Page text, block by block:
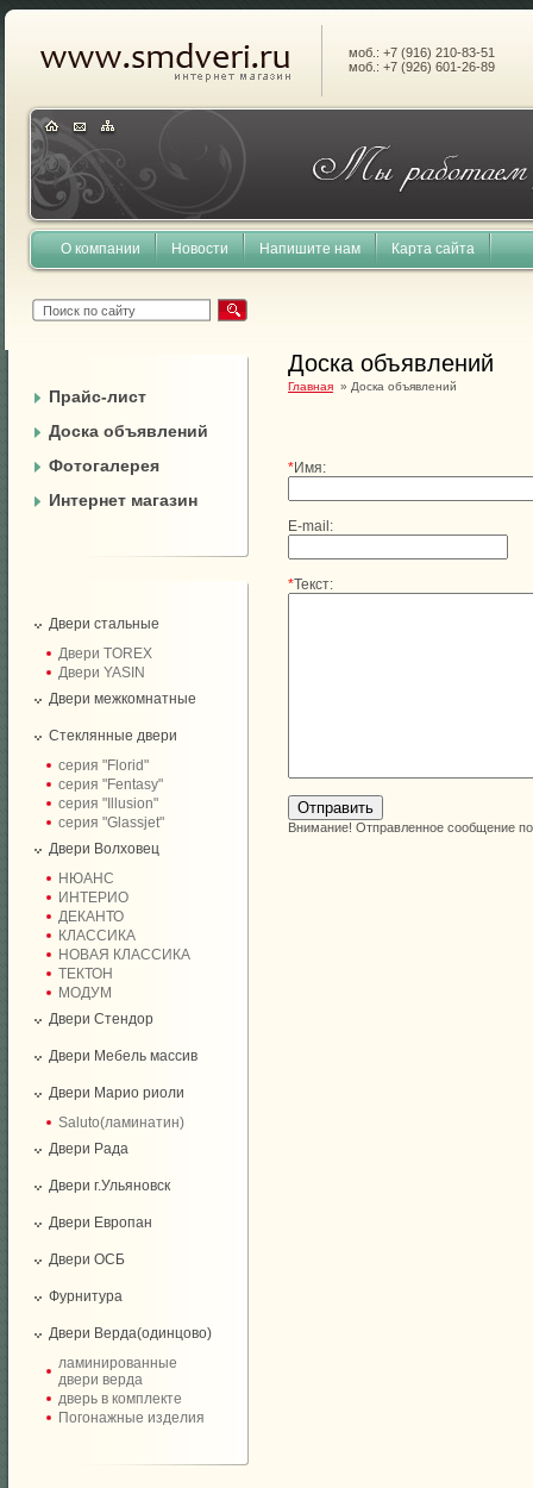
моб.: +7 (916) 210-83-51
моб.: +7 (926) 601-26-89
О компании Новости Напишите нам Карта сайта
Прайс-лист
Доска объявлений
Фотогалерея
Интернет магазин
Двери стальные
Двери TOREX
Двери YASIN
Двери межкомнатные
Стеклянные двери
серия "Florid"
серия "Fentasy"
серия "Illusion"
серия "Glassjet"
Двери Волховец
НЮАНС
ИНТЕРИО
ДЕКАНТО
КЛАССИКА
НОВАЯ КЛАССИКА
ТЕКТОН
МОДУМ
Двери Стендор
Двери Мебель массив
Двери Марио риоли
Saluto(ламинатин)
Двери Рада
Двери г.Ульяновск
Двери Европан
Двери ОСБ
Фурнитура
Двери Верда(одинцово)
ламинированные
двери верда
дверь в комплекте
Погонажные изделия
Доска объявлений
Главная » Доска объявлений
*Имя:
E-mail:
*Текст:
Внимание! Отправленное сообщение